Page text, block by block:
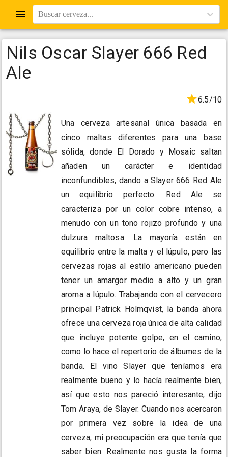
Buscar cerveza...
Nils Oscar Slayer 666 Red
Ale
6.5/10
Una cerveza artesanal única basada en
cinco maltas diferentes para una base
sólida, donde El Dorado y Mosaic saltan
añaden un carácter e identidad
inconfundibles, dando a Slayer 666 Red Ale
un equilibrio perfecto. Red Ale se
caracteriza por un color cobre intenso, a
menudo con un tono rojizo profundo y una
dulzura maltosa. La mayoría están en
equilibrio entre la malta y el lúpulo, pero las
cervezas rojas al estilo americano pueden
tener un amargor medio a alto y un gran
aroma a lúpulo. Trabajando con el cervecero
principal Patrick Holmqvist, la banda ahora
ofrece una cerveza roja única de alta calidad
que incluye potente golpe, en el camino,
como lo hace el repertorio de álbumes de la
banda. El vino Slayer que teníamos era
realmente bueno y lo hacía realmente bien,
así que esto nos pareció interesante, dijo
Tom Araya, de Slayer. Cuando nos acercaron
por primera vez sobre la idea de una
cerveza, mi preocupación era que tenía que
saber bien. Realmente nos gusta la forma